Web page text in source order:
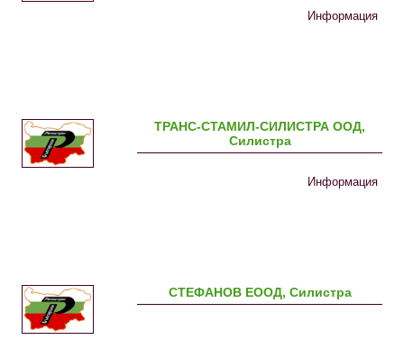
Информация
ТРАНС-СТАМИЛ-СИЛИСТРА ООД,
Силистра
Информация
СТЕФАНОВ ЕООД, Силистра